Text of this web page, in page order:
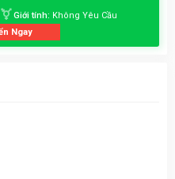
Giới tính: Không Yêu Cầu
Ngay